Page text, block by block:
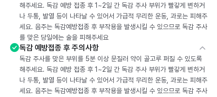
해주세요. 독감 예방 접종 후 1~2일 간 독감 주사 부위가 빨갛게 변하거
나 두통, 발열 등이 나타날 수 있어서 가급적 무리한 운동, 과로는 피해주
세요. 음주는 독감예방접종 후 부작용을 발생시킬 수 있으므로 독감 주사
를 맞은 당일에는 술을 피해주세요
독감 예방접종 후 주의사항
독감 주사를 맞은 부위를 5분 이상 문질러 약이 골고루 퍼질 수 있도록
해주세요. 독감 예방 접종 후 1~2일 간 독감 주사 부위가 빨갛게 변하거
나 두통, 발열 등이 나타날 수 있어서 가급적 무리한 운동, 과로는 피해주
세요. 음주는 독감예방접종 후 부작용을 발생시킬 수 있으므로 독감 주사